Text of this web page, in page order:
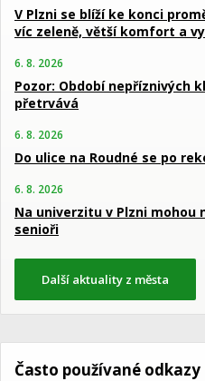
V Plzni se blíží ke konci
víc zeleně, větší komfort a
6. 8. 2026
Pozor: Období nepříznivých
přetrvává
6. 8. 2026
Do ulice na Roudné se po
6. 8. 2026
Na univerzitu v Plzni
senioři
Další aktuality z města
Často používané odkazy